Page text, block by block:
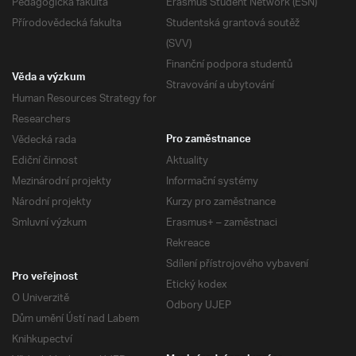
Přírodovědecká fakulta
Studentská grantová soutěž
(SVV)
Finanční podpora studentů
Stravování a ubytování
Věda a výzkum
Human Resources Strategy for
Researchers
Vědecká rada
Ediční činnost
Mezinárodní projekty
Národní projekty
Smluvní výzkum
Pro zaměstnance
Aktuality
Informační systémy
Kurzy pro zaměstnance
Erasmus+ – zaměstnaci
Rekreace
Sdílení přístrojového vybavení
Etický kodex
Odbory UJEP
Pro veřejnost
O Univerzitě
Dům umění Ústí nad Labem
Knihkupectví